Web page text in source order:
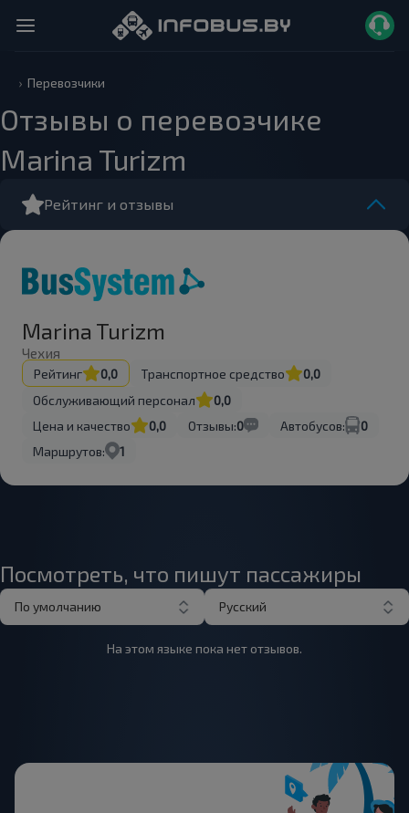
Перевозчики
Отзывы о перевозчике
Marina Turizm
Рейтинг и отзывы
Marina Turizm
Чехия
Рейтинг 0,0 Транспортное средство
0,0
Обслуживающий персонал
0,0
Цена и качество
0,0 Отзывы:0 Автобусов:
0
Маршрутов:
1
Посмотреть, что пишут пассажиры
По умолчанию Русский
На этом языке пока нет отзывов.